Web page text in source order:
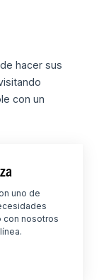
hacer sus
con un
uno de
con nosotros